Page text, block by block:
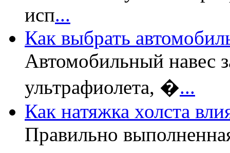
исп...
Как выбрать
Автомобильный навес
ультрафиолета, �...
Как натяжка холста
Правильно